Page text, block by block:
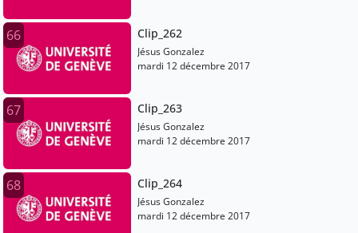
66 Clip_262
Jésus Gonzalez
mardi 12 décembre 2017
67 Clip_263
Jésus Gonzalez
mardi 12 décembre 2017
68 Clip_264
Jésus Gonzalez
mardi 12 décembre 2017